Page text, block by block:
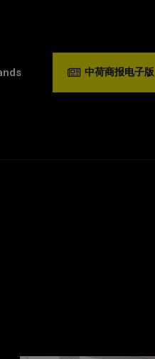
中荷商报电子版